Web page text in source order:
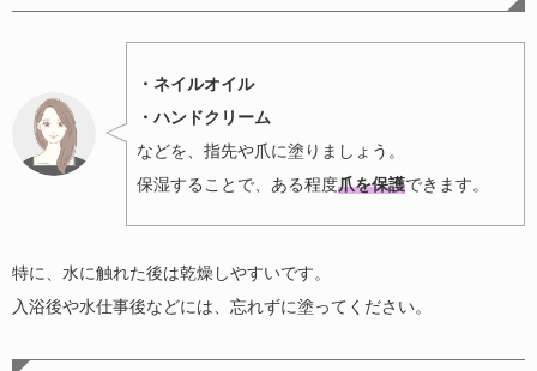
・ネイルオイル
・ハンドクリーム
などを、指先や爪に塗りましょう。
保湿することで、ある程度爪を保護できます。
特に、水に触れた後は乾燥しやすいです。
入浴後や水仕事後などには、忘れずに塗ってください。